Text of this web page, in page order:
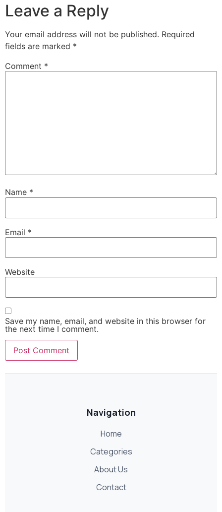
Leave a Reply
Your email address will not be published. Required
fields are marked *
Comment *
Name *
Email *
Website
Save my name, email, and website in this browser for
the next time I comment.
Navigation
Home
Categories
About Us
Contact